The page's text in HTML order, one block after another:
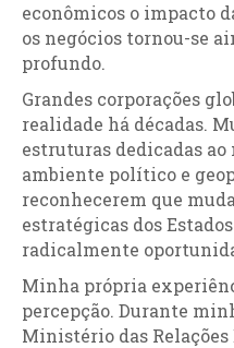
econômicos o impacto
os negócios tornou-se
profundo.
Grandes corporações
realidade há décadas.
estruturas dedicadas
ambiente político e
reconhecerem que
estratégicas dos
radicalmente
Minha própria
percepção. Durante
Ministério das